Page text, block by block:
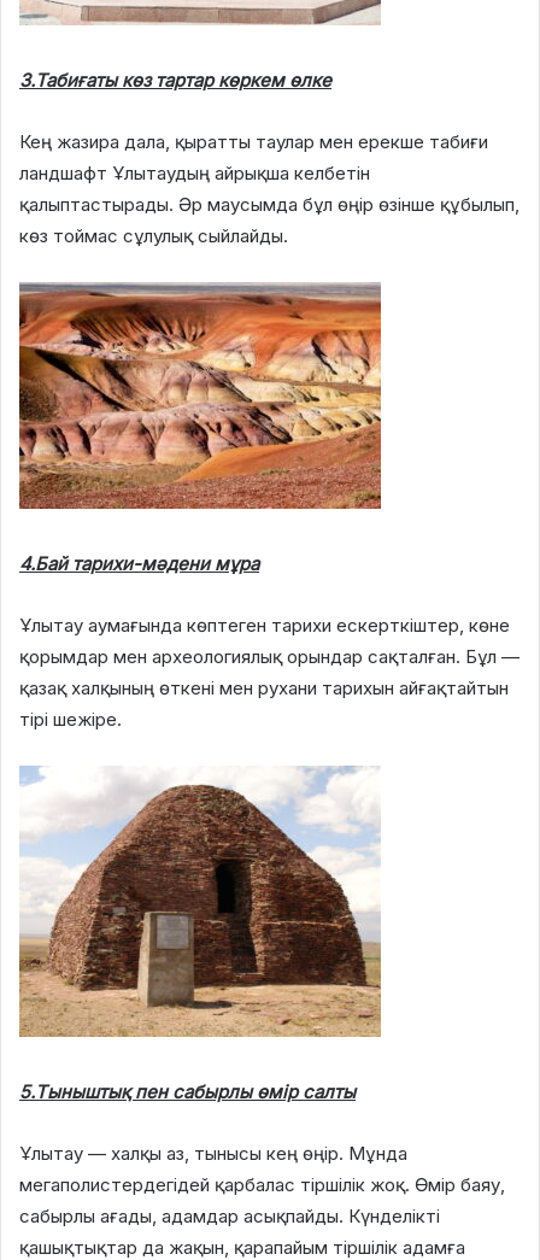
3.Табиғаты көз тартар көркем өлке
Кең жазира дала, қыратты таулар мен ерекше табиғи
ландшафт Ұлытаудың айрықша келбетін
қалыптастырады. Әр маусымда бұл өңір өзінше құбылып,
көз тоймас сұлулық сыйлайды.
4.Бай тарихи-мәдени мұра
Ұлытау аумағында көптеген тарихи ескерткіштер, көне
қорымдар мен археологиялық орындар сақталған. Бұл —
қазақ халқының өткені мен рухани тарихын айғақтайтын
тірі шежіре.
5.Тыныштық пен сабырлы өмір салты
Ұлытау — халқы аз, тынысы кең өңір. Мұнда
мегаполистердегідей қарбалас тіршілік жоқ. Өмір баяу,
сабырлы ағады, адамдар асықпайды. Күнделікті
қашықтықтар да жақын, қарапайым тіршілік адамға